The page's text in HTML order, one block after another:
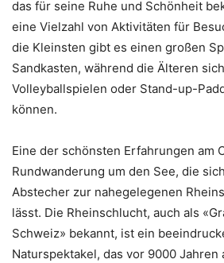
das für seine Ruhe und Schönheit
eine Vielzahl von Aktivitäten für
die Kleinsten gibt es einen großen
Sandkasten, während die Älteren
Volleyballspielen oder Stand-up-
können.
Eine der schönsten Erfahrungen am
Rundwanderung um den See, die
Abstecher zur nahegelegenen
lässt. Die Rheinschlucht, auch als
Schweiz» bekannt, ist ein
Naturspektakel, das vor 9000 Jahren